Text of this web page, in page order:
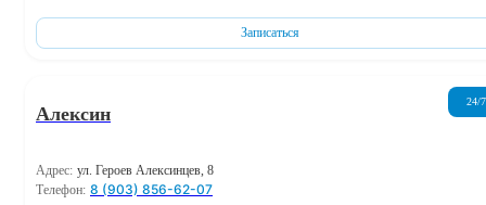
Записаться
Алексин
24/7
Адрес: ул. Героев Алексинцев, 8
Телефон: 8 (903) 856-62-07